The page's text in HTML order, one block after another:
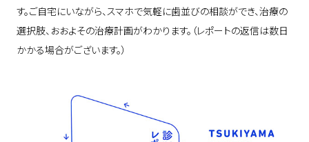
す。ご自宅にいながら、スマホで気軽に歯並びの相談ができ、治療の
選択肢、おおよその治療計画がわかります。（レポートの返信は数日
かかる場合がございます。）